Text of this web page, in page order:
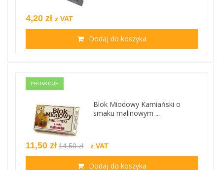
4,20 zł z VAT
Dodaj do koszyka
PROMOCJE
Blok Miodowy Kamiański o
smaku malinowym ...
11,50 zł 14,50 zł z VAT
Dodaj do koszyka